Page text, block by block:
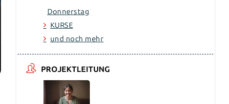
Donnerstag
KURSE
und noch mehr
PROJEKTLEITUNG